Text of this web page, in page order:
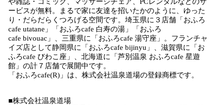
ービスが無料。まるで家に友達を招いたかのように、ゆった
り・だらだらくつろげる空間です。埼玉県に３店舗「おふろ
cafe utatane」「おふろcafe 白寿の湯」「おふろ
cafe bivouac」、三重県に「おふろcafe 湯守座」。フランチャ
イズ店として静岡県に「おふろcafe bijinyu」、滋賀県に「お
ふろcafe びわこ座」、北海道に「芦別温泉 おふろcafe 星遊
館」の計７店舗で展開中です。
「おふろcafe(R)」は、株式会社温泉道場の登録商標です。
■株式会社温泉道場